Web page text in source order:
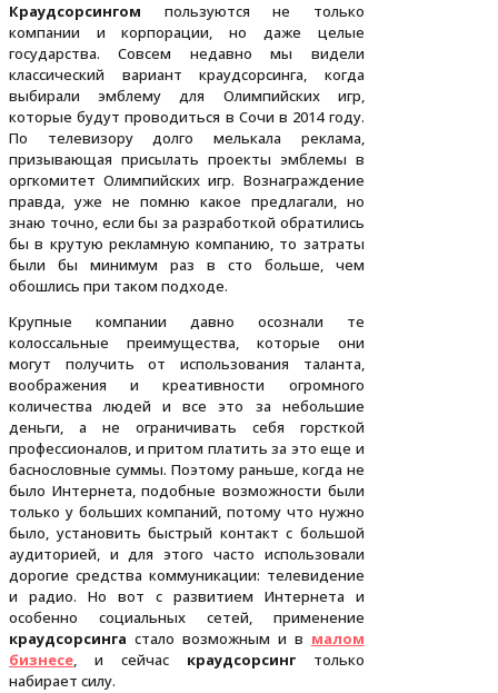
Краудсорсингом пользуются не только
компании и корпорации, но даже целые
государства. Совсем недавно мы видели
классический вариант краудсорсинга, когда
выбирали эмблему для Олимпийских игр,
которые будут проводиться в Сочи в 2014 году.
По телевизору долго мелькала реклама,
призывающая присылать проекты эмблемы в
оргкомитет Олимпийских игр. Вознаграждение
правда, уже не помню какое предлагали, но
знаю точно, если бы за разработкой обратились
бы в крутую рекламную компанию, то затраты
были бы минимум раз в сто больше, чем
обошлись при таком подходе.
Крупные компании давно осознали те
колоссальные преимущества, которые они
могут получить от использования таланта,
воображения и креативности огромного
количества людей и все это за небольшие
деньги, а не ограничивать себя горсткой
профессионалов, и притом платить за это еще и
баснословные суммы. Поэтому раньше, когда не
было Интернета, подобные возможности были
только у больших компаний, потому что нужно
было, установить быстрый контакт с большой
аудиторией, и для этого часто использовали
дорогие средства коммуникации: телевидение
и радио. Но вот с развитием Интернета и
особенно социальных сетей, применение
краудсорсинга стало возможным и в малом
бизнесе, и сейчас краудсорсингтолько
набирает силу.